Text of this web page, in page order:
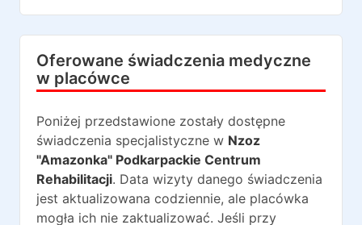
Oferowane świadczenia medyczne
w placówce
Poniżej przedstawione zostały dostępne
świadczenia specjalistyczne w Nzoz
"Amazonka" Podkarpackie Centrum
Rehabilitacji. Data wizyty danego świadczenia
jest aktualizowana codziennie, ale placówka
mogła ich nie zaktualizować. Jeśli przy